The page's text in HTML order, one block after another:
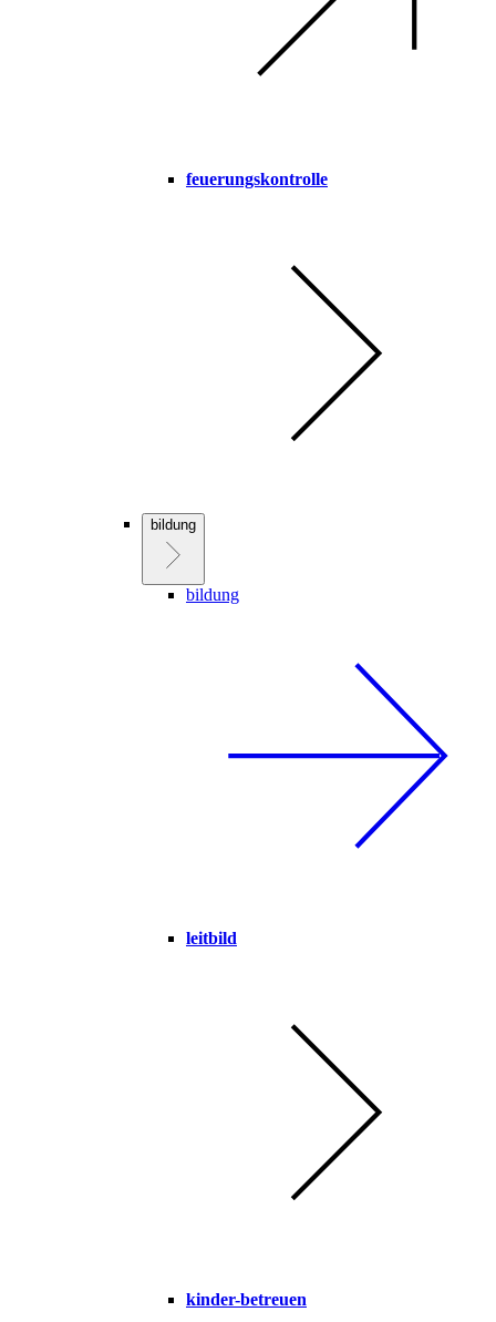
feuerungskontrolle
bildung
bildung
leitbild
kinder-betreuen